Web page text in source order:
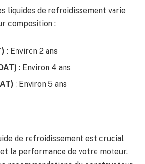
liquides de refroidissement varie
composition :
: Environ 2 ans
: Environ 4 ans
: Environ 5 ans
de refroidissement est crucial
la performance de votre moteur.